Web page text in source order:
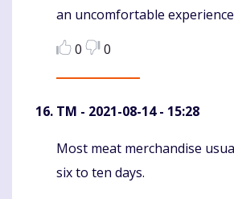
an uncomfortable
0
0
TM - 2021-08-14 - 15:28
Komentaras
Most meat merchandise
six to ten days.